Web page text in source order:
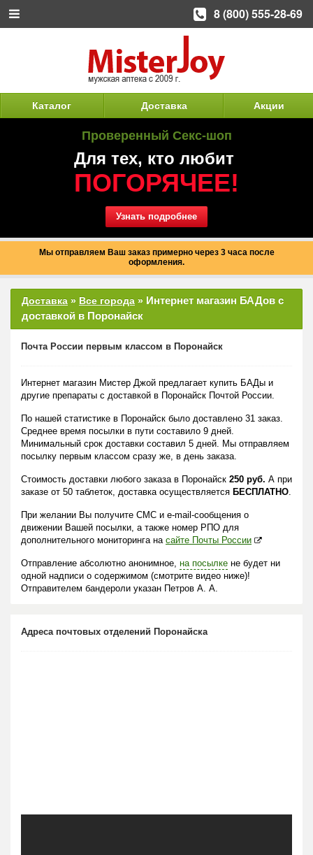
Каталог Доставка Акции
Проверенный Секс-шоп
Для тех, кто любит
ПОГОРЯЧЕЕ!
Узнать подробнее
Мы отправляем Ваш заказ примерно через 3 часа после
оформления.
Доставка » Все города » Интернет магазин БАДов с
доставкой в Поронайск
Почта России первым классом в Поронайск
Интернет магазин Мистер Джой предлагает купить БАДы и
другие препараты с доставкой в Поронайск Почтой России.
По нашей статистике в Поронайск было доставлено 31 заказ.
Среднее время посылки в пути составило 9 дней.
Минимальный срок доставки составил 5 дней. Мы отправляем
посылку первым классом сразу же, в день заказа.
Стоимость доставки любого заказа в Поронайск 250 руб. А при
заказе от 50 таблеток, доставка осуществляется БЕСПЛАТНО.
При желании Вы получите СМС и e-mail-сообщения о
движении Вашей посылки, а также номер РПО для
дополнительного мониторинга на сайте Почты России
Отправление абсолютно анонимное, на посылке не будет ни
одной надписи о содержимом (смотрите видео ниже)!
Отправителем бандероли указан Петров А. А.
Адреса почтовых отделений Поронайска
8 (800) 555-28-69